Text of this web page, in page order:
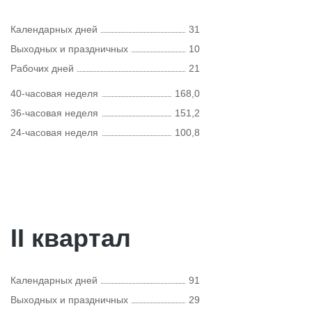
Календарных дней
31
Выходных и праздничных
10
Рабочих дней
21
40-часовая неделя
168,0
36-часовая неделя
151,2
24-часовая неделя
100,8
II квартал
Календарных дней
91
Выходных и праздничных
29